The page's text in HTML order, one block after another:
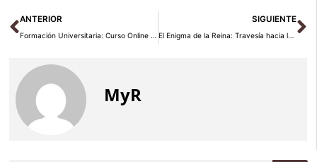
Ant
ANTERIOR
Formación Universitaria: Curso Online de Técnico Superior en Gestión de Alojamientos Turísticos, Preparando a Futuras Líderes en el Sector Hotelero
SIGUIENTE
El Enigma de la Reina: Travesía hacia la Final Internacional de Pinchos Medievales
MyR